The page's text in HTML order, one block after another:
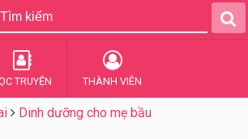
TRUYỆN THÀNH VIÊN
Dinh dưỡng cho mẹ bầu